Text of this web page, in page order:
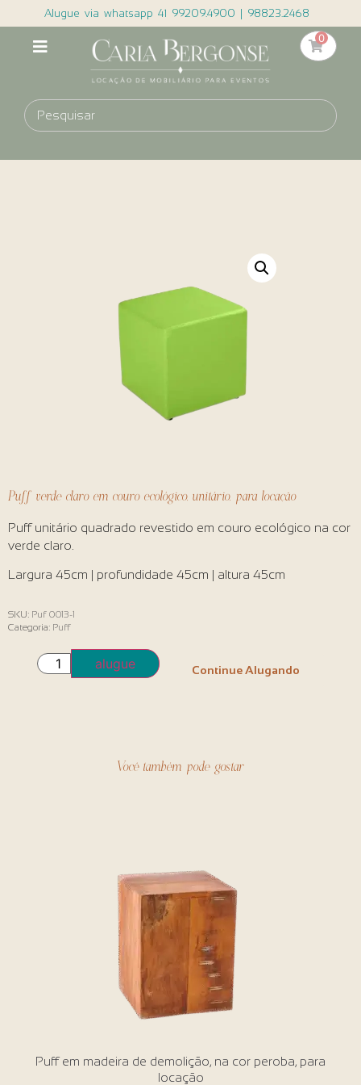
Alugue via whatsapp 41 99209.4900 | 98823.2468
0
Puff verde claro em couro ecológico, unitário, para locação
Puff unitário quadrado revestido em couro ecológico na cor
verde claro.
Largura 45cm | profundidade 45cm | altura 45cm
SKU: Puf 0013-1
Categoria: Puff
alugue Continue Alugando
Você também pode gostar
Puff em madeira de demolição, na cor peroba, para
locação